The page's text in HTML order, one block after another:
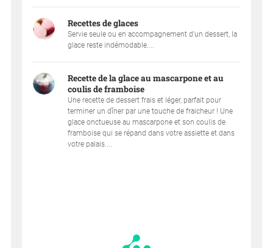
Recettes de glaces
Servie seule ou en accompagnement d'un dessert, la
glace reste indémodable....
Recette de la glace au mascarpone et au
coulis de framboise
Une recette de dessert frais et léger, parfait pour
terminer un dîner par une touche de fraicheur ! Une
glace onctueuse au mascarpone et son coulis de
framboise qui se répand dans votre assiette et dans
votre palais....